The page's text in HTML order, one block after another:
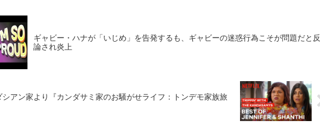
ギャビー・ハナが「いじめ」を告発するも、ギャビーの迷惑行為こそが問題だと反
論され炎上
アン家より『カンダサミ家のお騒がせライフ：トンデモ家族旅